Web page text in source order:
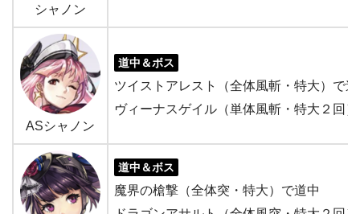
シャノン
ASシャノン
道中＆ボス
ツイストアレスト（全体風斬・特大）で
ヴィーナスゲイル（単体風斬・特大２回
道中＆ボス
魔界の槍撃（全体突・特大）で道中